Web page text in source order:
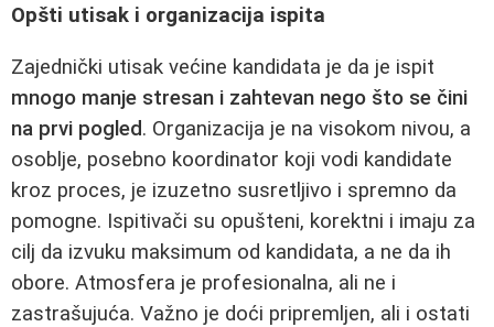
Opšti utisak i organizacija ispita
Zajednički utisak većine kandidata je da je ispit
mnogo manje stresan i zahtevan nego što se čini
na prvi pogled. Organizacija je na visokom nivou, a
osoblje, posebno koordinator koji vodi kandidate
kroz proces, je izuzetno susretljivo i spremno da
pomogne. Ispitivači su opušteni, korektni i imaju za
cilj da izvuku maksimum od kandidata, a ne da ih
obore. Atmosfera je profesionalna, ali ne i
zastrašujuća. Važno je doći pripremljen, ali i ostati